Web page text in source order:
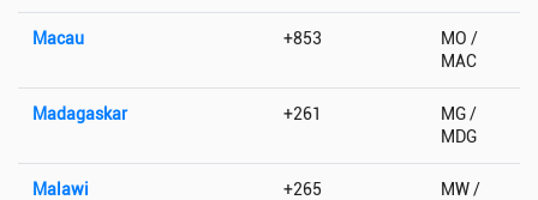
Macau +853
MO /
MAC
Madagaskar +261
MG /
MDG
Malawi +265
MW /